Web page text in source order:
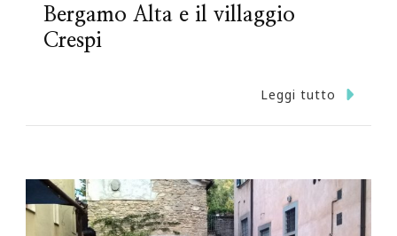
Bergamo Alta e il villaggio
Crespi
Leggi tutto